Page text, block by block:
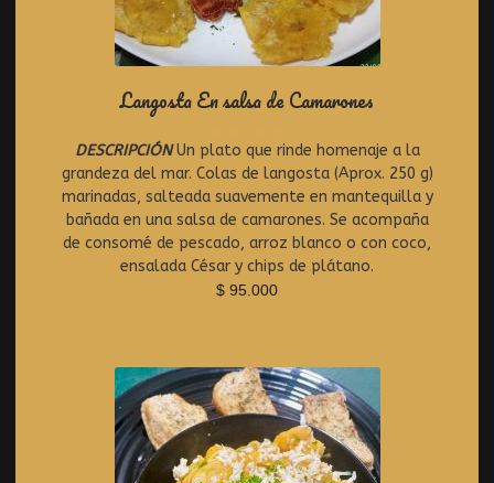
Langosta En salsa de Camarones
R
a
e
o
u
5
DESCRIPCIÓNUn plato que rinde homenaje a la
grandeza del mar. Colas de langosta (Aprox. 250 g)
marinadas, salteada suavemente en mantequilla y
bañada en una salsa de camarones. Se acompaña
de consomé de pescado, arroz blanco o con coco,
ensalada César y chips de plátano.
$ 95.000